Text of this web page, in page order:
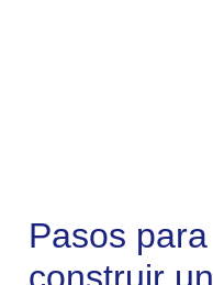
Pasos para